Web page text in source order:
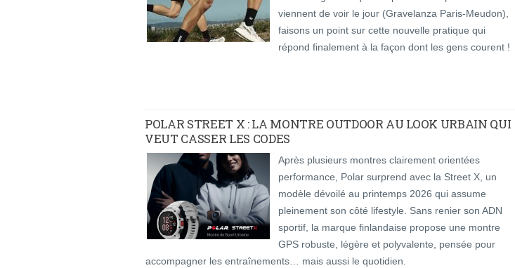
viennent de voir le jour (Gravelanza Paris-Meudon),
faisons un point sur cette nouvelle pratique qui
répond finalement à la façon dont les gens courent !
POLAR STREET X : LA MONTRE OUTDOOR AU LOOK URBAIN QUI
VEUT CASSER LES CODES
Après plusieurs montres clairement orientées
performance, Polar surprend avec la Street X, un
modèle dévoilé au printemps 2026 qui assume
pleinement son côté lifestyle. Sans renier son ADN
sportif, la marque finlandaise propose une montre
GPS robuste, légère et polyvalente, pensée pour
accompagner les entraînements… mais aussi le quotidien.